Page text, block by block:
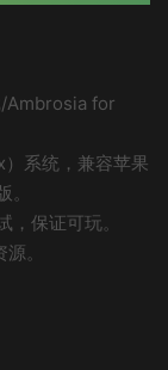
Ambrosia for
系统，兼容苹果
保证可玩。
。